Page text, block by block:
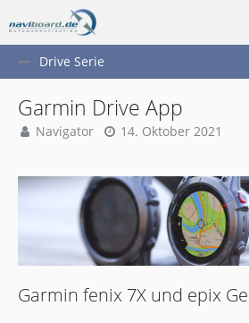
Drive Serie
Garmin Drive App
Navigator 14. Oktober 2021
Garmin fenix 7X und epix